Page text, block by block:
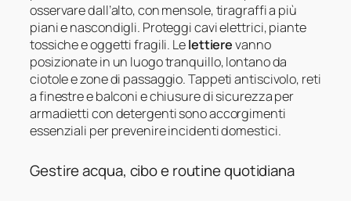
osservare dall’alto, con mensole, tiragraffi a più
piani e nascondigli. Proteggi cavi elettrici, piante
tossiche e oggetti fragili. Lelettierevanno
posizionate in un luogo tranquillo, lontano da
ciotole e zone di passaggio. Tappeti antiscivolo, reti
a finestre e balconi e chiusure di sicurezza per
armadietti con detergenti sono accorgimenti
essenziali per prevenire incidenti domestici.
Gestire acqua, cibo e routine quotidiana